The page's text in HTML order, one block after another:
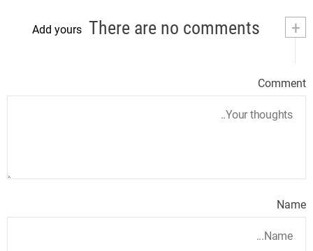
+
Add yours
Comment
Name